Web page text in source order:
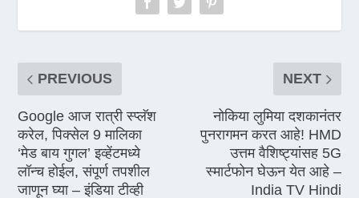
PREVIOUS
Google आज रात्री स्प्लॅश
करेल, पिक्सेल 9 मालिका
‘मेड बाय गुगल’ इव्हेंटमध्ये
लॉन्च होईल, संपूर्ण तपशील
जाणून घ्या – इंडिया टीव्ही
NEXT
नोकिया लुमिया दशकानंतर
पुनरागमन करत आहे! HMD
उत्तम वैशिष्ट्यांसह 5G
स्मार्टफोन घेऊन येत आहे –
India TV Hindi